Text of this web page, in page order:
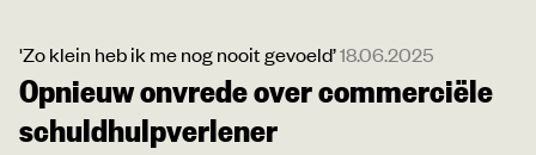
'Zo klein heb ik me nog nooit gevoeld’18.06.2025
Opnieuw onvrede over commerciële
schuldhulpverlener